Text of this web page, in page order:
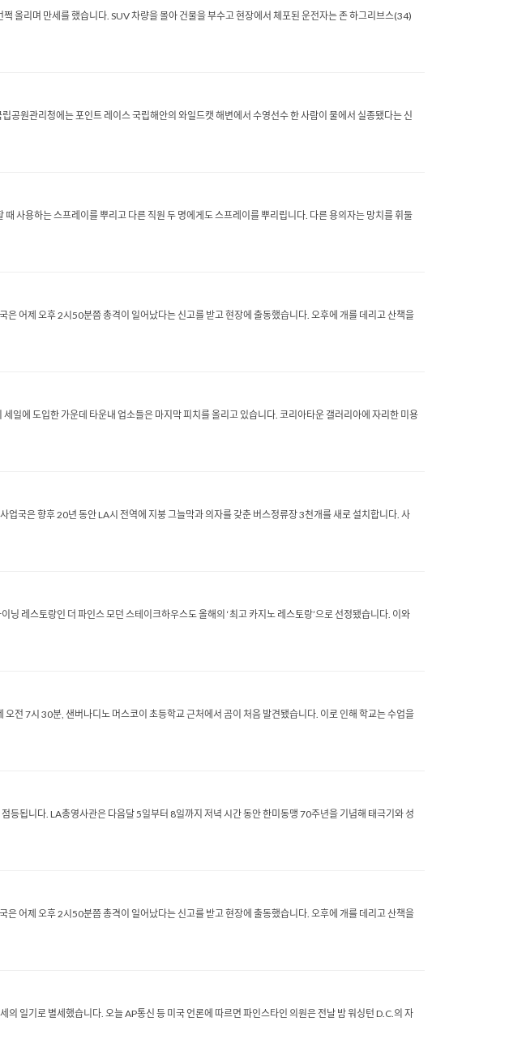
올리며 만세를 했습니다. SUV 차량을 몰아 건물을 부수고 현장에서 체포된 운전자는 존 하그리브스(34)
원관리청에는 포인트 레이스 국립해안의 와일드캣 해변에서 수영선수 한 사람이 물에서 실종됐다는 신
사용하는 스프레이를 뿌리고 다른 직원 두 명에게도 스프레이를 뿌리립니다. 다른 용의자는 망치를 휘둘
어제 오후 2시50분쯤 총격이 일어났다는 신고를 받고 현장에 출동했습니다. 오후에 개를 데리고 산책을
일에 도입한 가운데 타운내 업소들은 마지막 피치를 올리고 있습니다. 코리아타운 갤러리아에 자리한 미용
국은 향후 20년 동안 LA시 전역에 지붕 그늘막과 의자를 갖춘 버스정류장 3천개를 새로 설치합니다. 사
닝 레스토랑인 더 파인스 모던 스테이크하우스도 올해의 ‘최고 카지노 레스토랑’으로 선정됐습니다. 이와
전 7시 30분, 샌버나디노 머스코이 초등학교 근처에서 곰이 처음 발견됐습니다. 이로 인해 학교는 수업을
됩니다. LA총영사관은 다음달 5일부터 8일까지 저녁 시간 동안 한미동맹 70주년을 기념해 태극기와 성
어제 오후 2시50분쯤 총격이 일어났다는 신고를 받고 현장에 출동했습니다. 오후에 개를 데리고 산책을
일기로 별세했습니다. 오늘 AP통신 등 미국 언론에 따르면 파인스타인 의원은 전날 밤 워싱턴 D.C.의 자